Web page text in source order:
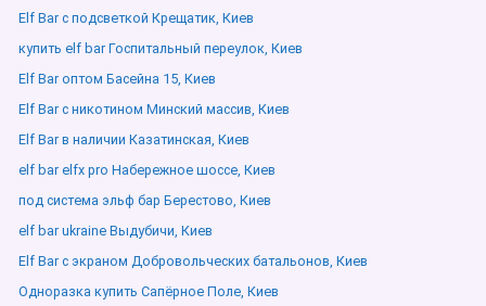
Elf Bar с подсветкой Крещатик, Киев
купить elf bar Госпитальный переулок, Киев
Elf Bar оптом Басейна 15, Киев
Elf Bar с никотином Минский массив, Киев
Elf Bar в наличии Казатинская, Киев
elf bar elfx pro Набережное шоссе, Киев
под система эльф бар Берестово, Киев
elf bar ukraine Выдубичи, Киев
Elf Bar с экраном Добровольческих батальонов, Киев
Одноразка купить Сапёрное Поле, Киев